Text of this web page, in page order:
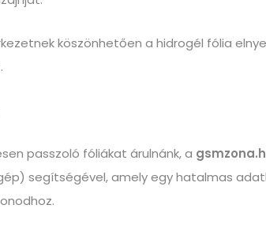
köszönhetően a hidrogél fólia
passzoló fóliákat árulnánk, a
segítségével, amely egy hatalmas